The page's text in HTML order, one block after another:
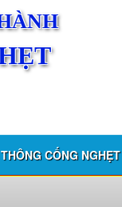
THÔNG CỐNG NGHẸT